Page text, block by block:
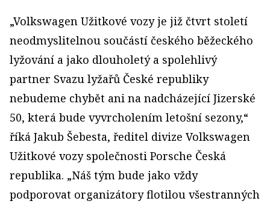
„Volkswagen Užitkové vozy je již čtvrt století
neodmyslitelnou součástí českého běžeckého
lyžování a jako dlouholetý a spolehlivý
partner Svazu lyžařů České republiky
nebudeme chybět ani na nadcházející Jizerské
50, která bude vyvrcholením letošní sezony,“
říká Jakub Šebesta, ředitel divize Volkswagen
Užitkové vozy společnosti Porsche Česká
republika. „Náš tým bude jako vždy
podporovat organizátory flotilou všestranných